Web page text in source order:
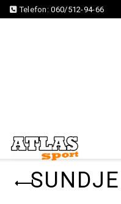
Telefon:060/512-94-66